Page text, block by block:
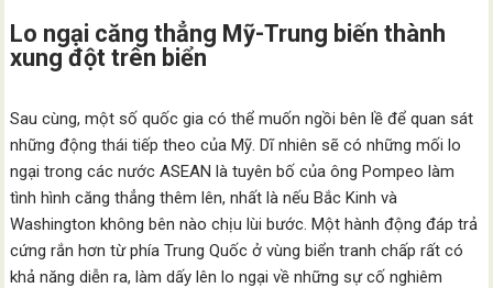
Lo ngại căng thẳng Mỹ-Trung biến thành
xung đột trên biển
Sau cùng, một số quốc gia có thể muốn ngồi bên lề để quan sát
những động thái tiếp theo của Mỹ. Dĩ nhiên sẽ có những mối lo
ngại trong các nước ASEAN là tuyên bố của ông Pompeo làm
tình hình căng thẳng thêm lên, nhất là nếu Bắc Kinh và
Washington không bên nào chịu lùi bước. Một hành động đáp trả
cứng rắn hơn từ phía Trung Quốc ở vùng biển tranh chấp rất có
khả năng diễn ra, làm dấy lên lo ngại về những sự cố nghiêm